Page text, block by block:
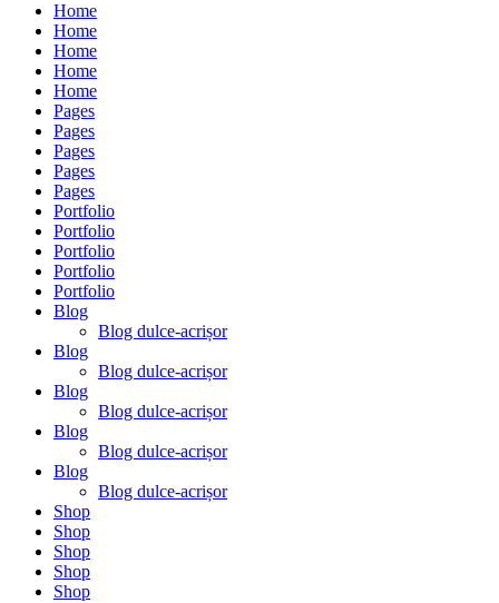
Home
Home
Home
Home
Home
Pages
Pages
Pages
Pages
Pages
Portfolio
Portfolio
Portfolio
Portfolio
Portfolio
Blog
Blog dulce-acrișor
Blog
Blog dulce-acrișor
Blog
Blog dulce-acrișor
Blog
Blog dulce-acrișor
Blog
Blog dulce-acrișor
Shop
Shop
Shop
Shop
Shop